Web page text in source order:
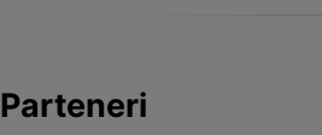
Parteneri